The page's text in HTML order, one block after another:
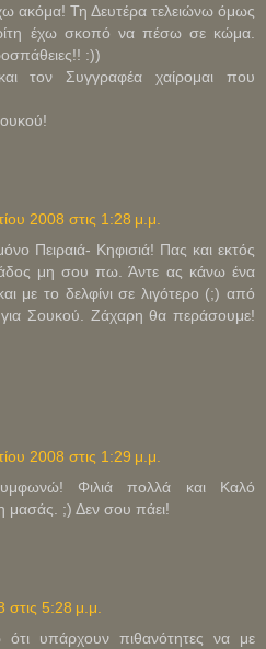
ακόμα! Τη Δευτέρα τελειώνω όμως
έχω σκοπό να πέσω σε κώμα.
:))
τον Συγγραφέα χαίρομαι που
2008 στις 1:28 μ.μ.
Πειραιά- Κηφισιά! Πας και εκτός
μη σου πω. Άντε ας κάνω ένα
με το δελφίνι σε λιγότερο (;) από
Σουκού. Ζάχαρη θα περάσουμε!
2008 στις 1:29 μ.μ.
Φιλιά πολλά και Καλό
μασάς. ;) Δεν σου πάει!
στις 5:28 μ.μ.
υπάρχουν πιθανότητες να με